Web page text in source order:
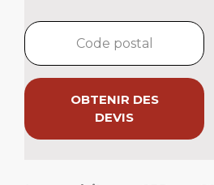
OBTENIR DES
DEVIS